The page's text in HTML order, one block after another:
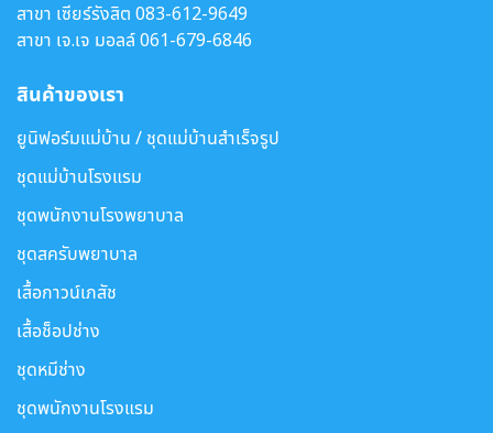
สาขา เซียร์รังสิต 083-612-9649
สาขา เจ.เจ มอลล์061-679-6846
สินค้าของเรา
ยูนิฟอร์มแม่บ้าน / ชุดแม่บ้านสำเร็จรูป
ชุดแม่บ้านโรงแรม
ชุดพนักงานโรงพยาบาล
ชุดสครับพยาบาล
เสื้อกาวน์เภสัช
เสื้อช็อปช่าง
ชุดหมีช่าง
ชุดพนักงานโรงแรม